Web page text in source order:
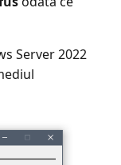
Server 2022